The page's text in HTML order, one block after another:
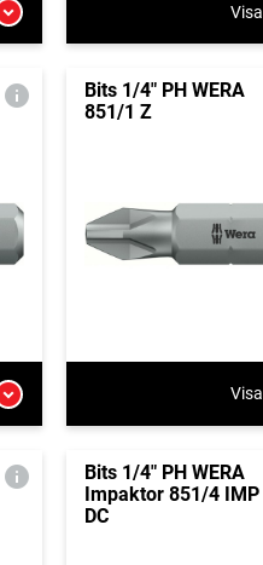
Visa
Bits 1/4" PH WERA
851/1 Z
Visa
Bits 1/4" PH WERA
Impaktor 851/4 IMP
DC